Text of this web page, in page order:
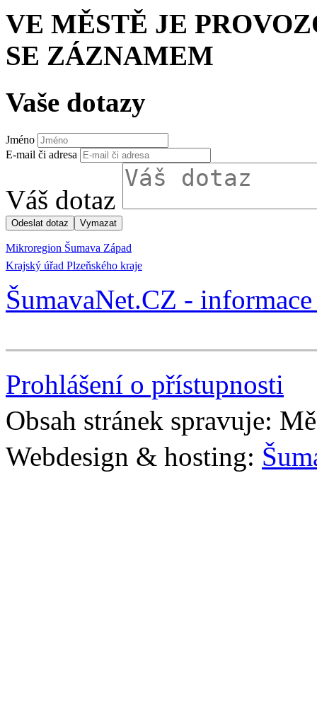
VE MĚSTĚ JE
SE ZÁZNAMEM
Vaše dotazy
Jméno
E-mail či adresa
Váš dotaz
Mikroregion Šumava Západ
Krajský úřad Plzeňského kraje
ŠumavaNet.CZ -
Prohlášení o přístupnosti
Obsah stránek spravuje:
Webdesign & hosting: